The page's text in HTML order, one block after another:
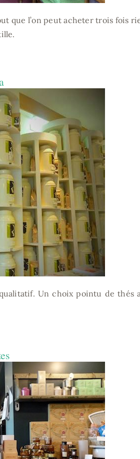
que l’on peut acheter trois fois
Un choix pointu de thés